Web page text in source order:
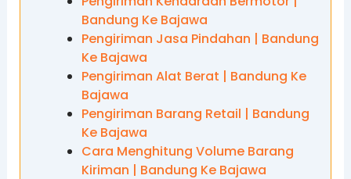
Bandung Ke Bajawa
Pengiriman Jasa Pindahan | Bandung
Ke Bajawa
Pengiriman Alat Berat | Bandung Ke
Bajawa
Pengiriman Barang Retail | Bandung
Ke Bajawa
Cara Menghitung Volume Barang
Kiriman | Bandung Ke Bajawa